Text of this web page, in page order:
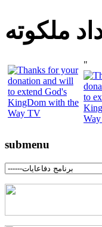
ملكوته
"
submenu